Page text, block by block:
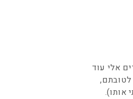
אלי עוד
אותו).